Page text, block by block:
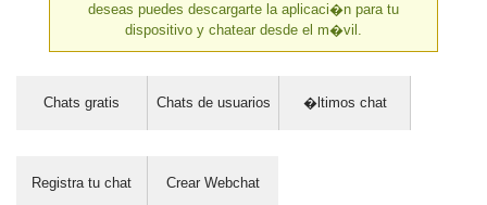
deseas puedes descargarte la aplicaci�n para tu
dispositivo y chatear desde el m�vil.
Chats gratis Chats de usuarios �ltimos chat
Registra tu chat Crear Webchat